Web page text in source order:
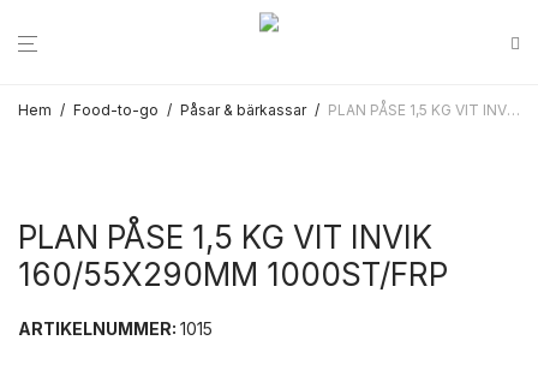
Hem / Food-to-go / Påsar & bärkassar / PLAN PÅSE 1,5 KG VIT INVIK 160/55X290MM 1000ST/FRP
PLAN PÅSE 1,5 KG VIT INVIK
160/55X290MM 1000ST/FRP
ARTIKELNUMMER: 1015